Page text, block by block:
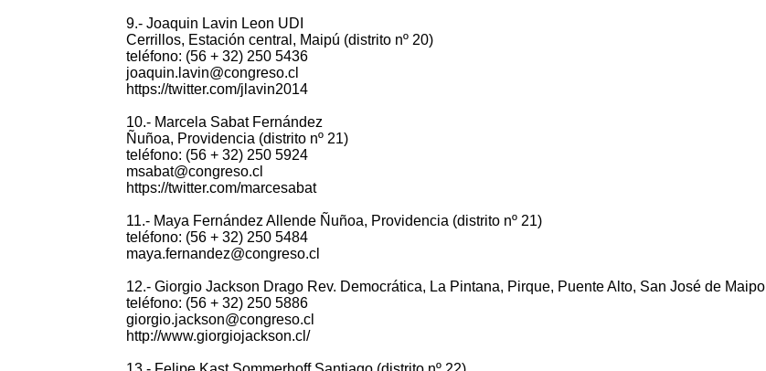
9.- Joaquin Lavin Leon UDI
Cerrillos, Estación central, Maipú (distrito nº 20)
teléfono: (56 + 32) 250 5436
joaquin.lavin@congreso.cl
https://twitter.com/jlavin2014
10.- Marcela Sabat Fernández
Ñuñoa, Providencia (distrito nº 21)
teléfono: (56 + 32) 250 5924
msabat@congreso.cl
https://twitter.com/marcesabat
11.- Maya Fernández Allende Ñuñoa, Providencia (distrito nº 21)
teléfono: (56 + 32) 250 5484
maya.fernandez@congreso.cl
12.- Giorgio Jackson Drago Rev. Democrática, La Pintana, Pirque, Puente Alto, San José de Maipo
teléfono: (56 + 32) 250 5886
giorgio.jackson@congreso.cl
http://www.giorgiojackson.cl/